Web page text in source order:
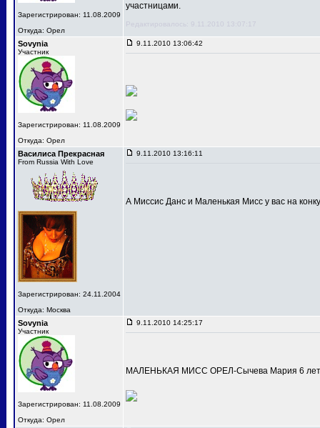
Зарегистрирован: 11.08.2009
Откуда: Орел
участницами.
Редактировалось: 9.11.2010 13:07:17
Sovynia
Участник
Зарегистрирован: 11.08.2009
Откуда: Орел
9.11.2010 13:06:42
Василиса Прекрасная
From Russia With Love
Зарегистрирован: 24.11.2004
Откуда: Москва
9.11.2010 13:16:11
А Миссис Данс и Маленькая Мисс у вас на
Sovynia
Участник
Зарегистрирован: 11.08.2009
Откуда: Орел
9.11.2010 14:25:17
МАЛЕНЬКАЯ МИСС ОРЕЛ-Сычева Мария 6